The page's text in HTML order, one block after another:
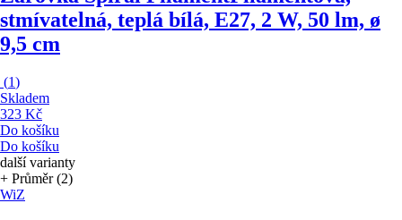
stmívatelná, teplá bílá, E27, 2 W, 50 lm, ø
9,5 cm
(1)
Skladem
323 Kč
Do košíku
Do košíku
další varianty
+ Průměr (2)
WiZ